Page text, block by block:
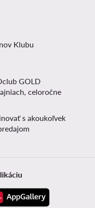
Klubu
GOLD
celoročne
s akoukoľvek